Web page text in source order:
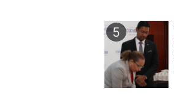
5